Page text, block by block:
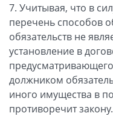
7. Учитывая, что в
перечень способов
обязательств не
установление в
должником
иного имущества в
противоречит закону.